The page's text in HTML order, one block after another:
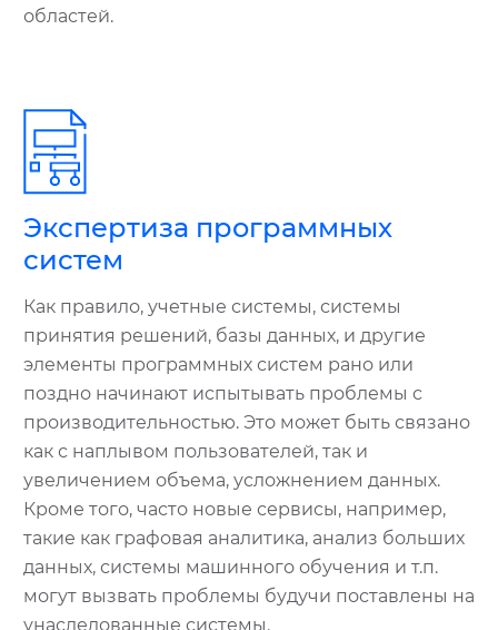
областей.
Экспертиза программных
систем
Как правило, учетные системы, системы
принятия решений, базы данных, и другие
элементы программных систем рано или
поздно начинают испытывать проблемы с
производительностью. Это может быть связано
как с наплывом пользователей, так и
увеличением объема, усложнением данных.
Кроме того, часто новые сервисы, например,
такие как графовая аналитика, анализ больших
данных, системы машинного обучения и т.п.
могут вызвать проблемы будучи поставлены на
унаследованные системы.